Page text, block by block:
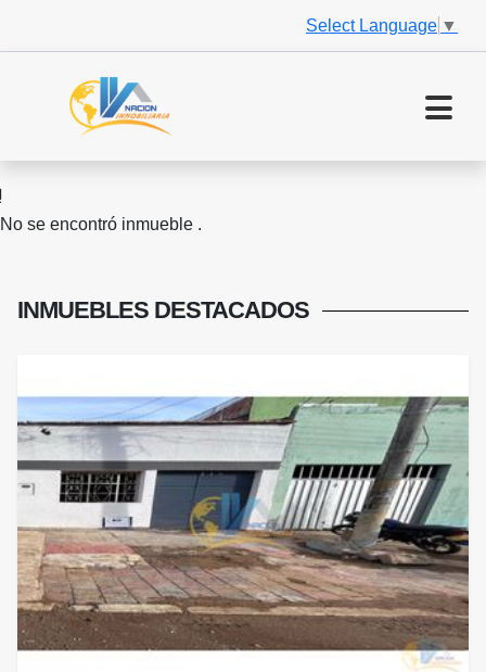
Select Language ▼
No se encontró inmueble .
INMUEBLES DESTACADOS